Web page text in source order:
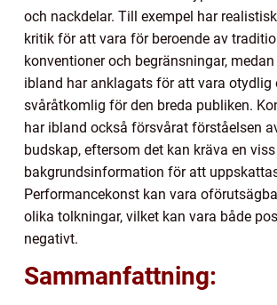
och nackdelar. Till exempel har
kritik för att vara för beroende av
konventioner och begränsningar,
ibland har anklagats för att vara otydlig
svåråtkomlig för den breda publiken.
har ibland också försvårat förståelsen
budskap, eftersom det kan kräva en
bakgrundsinformation för att
Performancekonst kan vara
olika tolkningar, vilket kan vara både
negativt.
Sammanfattning: